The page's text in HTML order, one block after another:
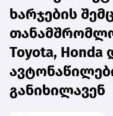
ხარჯების
Toyota,
განიხილავენ